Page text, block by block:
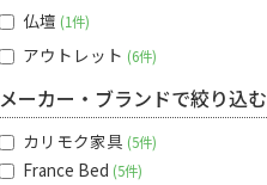
仏壇 1件
アウトレット 6件
メーカー・ブランドで絞り込む
カリモク家具 5件
France Bed 5件